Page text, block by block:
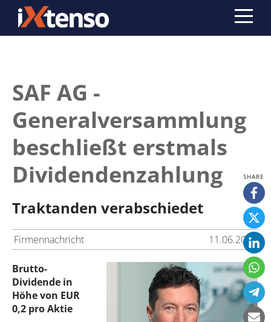
SAF AG -
Generalversammlung
beschließt erstmals
Dividendenzahlung
Traktanden verabschiedet
Firmennachricht 11.06.2008
Brutto-
Dividende in
Höhe von EUR
0,2 pro Aktie